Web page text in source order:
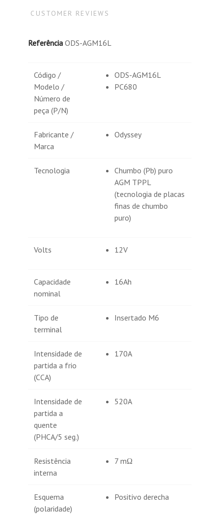
CUSTOMER REVIEWS
Referência ODS-AGM16L
Código /
Modelo /
Número de
peça (P/N)
ODS-AGM16L
PC680
Fabricante /
Marca
Odyssey
Tecnologia
Chumbo (Pb) puro
AGM TPPL
(tecnologia de placas
finas de chumbo
puro)
Volts 12V
Capacidade
nominal
16Ah
Tipo de
terminal
Insertado M6
Intensidade de
partida a frio
(CCA)
170A
Intensidade de
partida a
quente
(PHCA/5 seg.)
520A
Resistência
interna
7 mΩ
Esquema
(polaridade)
Positivo derecha